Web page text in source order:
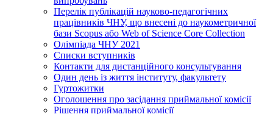
Перелік публікацій науково-педагогічних
працівників ЧНУ, що внесені до наукометричної
бази Scopus або Web of Science Core Collection
Олімпіада ЧНУ 2021
Cписки вступників
Контакти для дистанційного консультування
Один день із життя інституту, факультету
Гуртожитки
Оголошення про засідання приймальної комісії
Рішення приймальної комісії